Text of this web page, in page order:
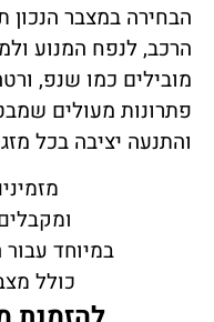
הבחירה במצבר
הרכב, לנפח המנוע
מובילים כמו שנפ,
פתרונות מעולים
והתנעה יציבה בכל מזג
במיוחד
כולל